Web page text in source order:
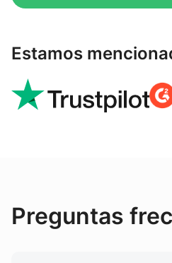
Estamos
Preguntas